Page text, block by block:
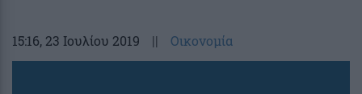
15:16, 23 Ιουλίου 2019 || Οικονομία